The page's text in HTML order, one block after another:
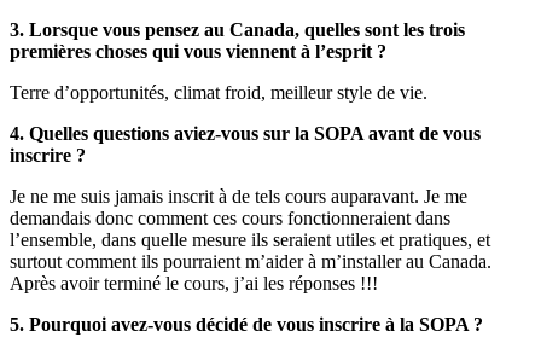
3. Lorsque vous pensez au Canada, quelles sont les trois
premières choses qui vous viennent à l’esprit ?
Terre d’opportunités, climat froid, meilleur style de vie.
4. Quelles questions aviez-vous sur la SOPA avant de vous
inscrire ?
Je ne me suis jamais inscrit à de tels cours auparavant. Je me
demandais donc comment ces cours fonctionneraient dans
l’ensemble, dans quelle mesure ils seraient utiles et pratiques, et
surtout comment ils pourraient m’aider à m’installer au Canada.
Après avoir terminé le cours, j’ai les réponses !!!
5. Pourquoi avez-vous décidé de vous inscrire à la SOPA ?